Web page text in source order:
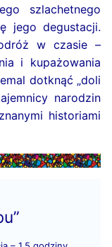
szlachetnego
jego degustacji.
w czasie –
i kupażowania
dotknąć „doli
narodzin
historiami